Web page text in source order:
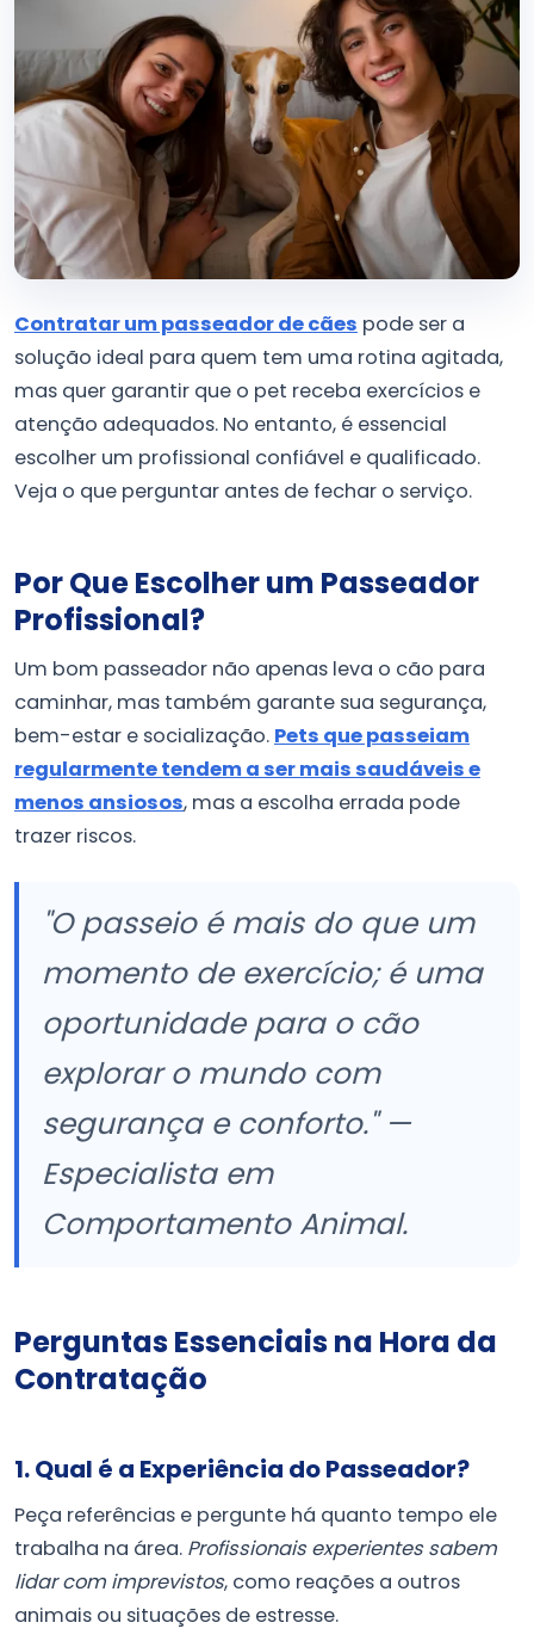
Contratar um passeador de cães pode ser a
solução ideal para quem tem uma rotina agitada,
mas quer garantir que o pet receba exercícios e
atenção adequados. No entanto, é essencial
escolher um profissional confiável e qualificado.
Veja o que perguntar antes de fechar o serviço.
Por Que Escolher um Passeador
Profissional?
Um bom passeador não apenas leva o cão para
caminhar, mas também garante sua segurança,
bem-estar e socialização. Pets que passeiam
regularmente tendem a ser mais saudáveis e
menos ansiosos, mas a escolha errada pode
trazer riscos.
"O passeio é mais do que um
momento de exercício; é uma
oportunidade para o cão
explorar o mundo com
segurança e conforto." —
Especialista em
Comportamento Animal.
Perguntas Essenciais na Hora da
Contratação
1. Qual é a Experiência do Passeador?
Peça referências e pergunte há quanto tempo ele
trabalha na área. Profissionais experientes sabem
lidar com imprevistos, como reações a outros
animais ou situações de estresse.